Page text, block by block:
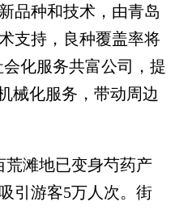
品种和技术，由青岛
支持，良种覆盖率将
化服务共富公司，提
械化服务，带动周边
滩地已变身芍药产
引游客5万人次。街